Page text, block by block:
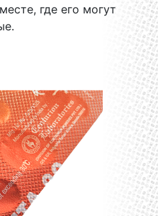
где его могут